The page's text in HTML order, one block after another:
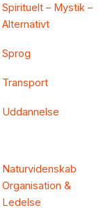
Spirituelt – Mystik –
Alternativt
Sprog
Transport
Uddannelse
Naturvidenskab
Organisation &
Ledelse